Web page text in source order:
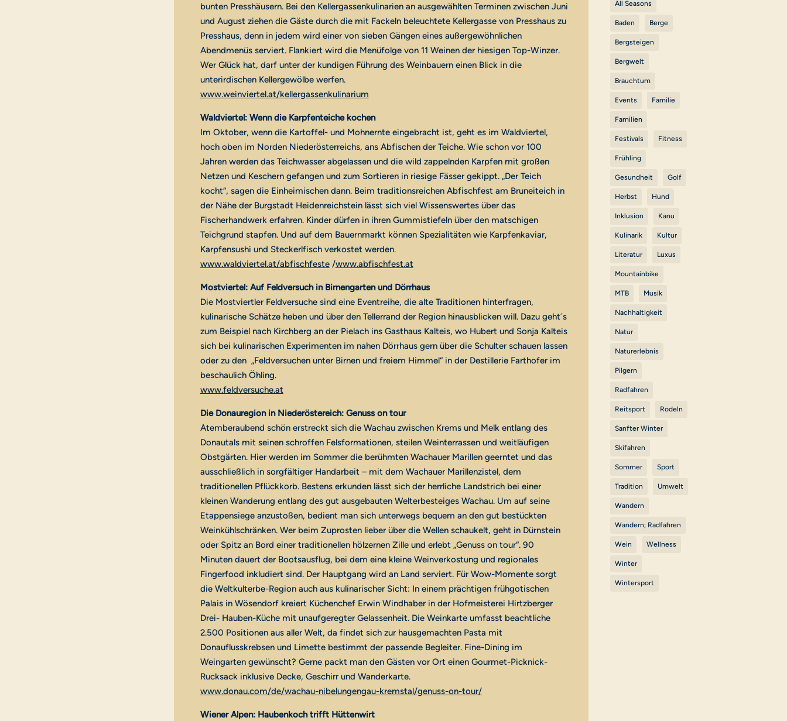
bunten Presshäusern. Bei den Kellergassenkulinarien an ausgewählten Terminen zwischen Juni
und August ziehen die Gäste durch die mit Fackeln beleuchtete Kellergasse von Presshaus zu
Presshaus, denn in jedem wird einer von sieben Gängen eines außergewöhnlichen
Abendmenüs serviert. Flankiert wird die Menüfolge von 11 Weinen der hiesigen Top-Winzer.
Wer Glück hat, darf unter der kundigen Führung des Weinbauern einen Blick in die
unterirdischen Kellergewölbe werfen.
www.weinviertel.at/kellergassenkulinarium
Waldviertel: Wenn die Karpfenteiche kochen
Im Oktober, wenn die Kartoffel- und Mohnernte eingebracht ist, geht es im Waldviertel,
hoch oben im Norden Niederösterreichs, ans Abfischen der Teiche. Wie schon vor 100
Jahren werden das Teichwasser abgelassen und die wild zappelnden Karpfen mit großen
Netzen und Keschern gefangen und zum Sortieren in riesige Fässer gekippt. „Der Teich
kocht“, sagen die Einheimischen dann. Beim traditionsreichen Abfischfest am Bruneiteich in
der Nähe der Burgstadt Heidenreichstein lässt sich viel Wissenswertes über das
Fischerhandwerk erfahren. Kinder dürfen in ihren Gummistiefeln über den matschigen
Teichgrund stapfen. Und auf dem Bauernmarkt können Spezialitäten wie Karpfenkaviar,
Karpfensushi und Steckerlfisch verkostet werden.
www.waldviertel.at/abfischfeste/www.abfischfest.at
Mostviertel: Auf Feldversuch in Birnengarten und Dörrhaus
Die Mostviertler Feldversuche sind eine Eventreihe, die alte Traditionen hinterfragen,
kulinarische Schätze heben und über den Tellerrand der Region hinausblicken will. Dazu geht´s
zum Beispiel nach Kirchberg an der Pielach ins Gasthaus Kalteis, wo Hubert und Sonja Kalteis
sich bei kulinarischen Experimenten im nahen Dörrhaus gern über die Schulter schauen lassen
oder zu den „Feldversuchen unter Birnen und freiem Himmel“ in der Destillerie Farthofer im
beschaulich Öhling.
www.feldversuche.at
Die Donauregion in Niederöstereich: Genuss on tour
Atemberaubend schön erstreckt sich die Wachau zwischen Krems und Melk entlang des
Donautals mit seinen schroffen Felsformationen, steilen Weinterrassen und weitläufigen
Obstgärten. Hier werden im Sommer die berühmten Wachauer Marillen geerntet und das
ausschließlich in sorgfältiger Handarbeit – mit dem Wachauer Marillenzistel, dem
traditionellen Pflückkorb. Bestens erkunden lässt sich der herrliche Landstrich bei einer
kleinen Wanderung entlang des gut ausgebauten Welterbesteiges Wachau. Um auf seine
Etappensiege anzustoßen, bedient man sich unterwegs bequem an den gut bestückten
Weinkühlschränken. Wer beim Zuprosten lieber über die Wellen schaukelt, geht in Dürnstein
oder Spitz an Bord einer traditionellen hölzernen Zille und erlebt „Genuss on tour“. 90
Minuten dauert der Bootsausflug, bei dem eine kleine Weinverkostung und regionales
Fingerfood inkludiert sind. Der Hauptgang wird an Land serviert. Für Wow-Momente sorgt
die Weltkulterbe-Region auch aus kulinarischer Sicht: In einem prächtigen frühgotischen
Palais in Wösendorf kreiert Küchenchef Erwin Windhaber in der Hofmeisterei Hirtzberger
Drei- Hauben-Küche mit unaufgeregter Gelassenheit. Die Weinkarte umfasst beachtliche
2.500 Positionen aus aller Welt, da findet sich zur hausgemachten Pasta mit
Donauflusskrebsen und Limette bestimmt der passende Begleiter. Fine-Dining im
Weingarten gewünscht? Gerne packt man den Gästen vor Ort einen Gourmet-Picknick-
Rucksack inklusive Decke, Geschirr und Wanderkarte.
www.donau.com/de/wachau-nibelungengau-kremstal/genuss-on-tour/
Wiener Alpen: Haubenkoch trifft Hüttenwirt
All Seasons
Baden Berge
Bergsteigen
Bergwelt
Brauchtum
Events Familie
Familien
Festivals Fitness
Frühling
Gesundheit Golf
Herbst Hund
Inklusion Kanu
Kulinarik Kultur
Literatur Luxus
Mountainbike
MTB Musik
Nachhaltigkeit
Natur
Naturerlebnis
Pilgern
Radfahren
Reitsport Rodeln
Sanfter Winter
Skifahren
Sommer Sport
Tradition Umwelt
Wandern
Wandern; Radfahren
Wein Wellness
Winter
Wintersport